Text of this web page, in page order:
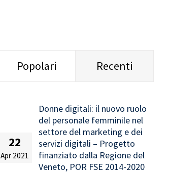
Popolari Recenti
22
Apr 2021
Donne digitali: il nuovo ruolo
del personale femminile nel
settore del marketing e dei
servizi digitali – Progetto
finanziato dalla Regione del
Veneto, POR FSE 2014-2020